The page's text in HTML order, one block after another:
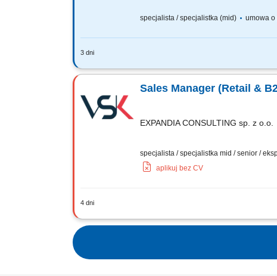
specjalista / specjalistka (mid) umowa o
3 dni
Wydajesz się być idealnym zawodnikiem
Sales Manager (Retail &
EXPANDIA CONSULTING sp. z o.o.
specjalista / specjalistka mid / senior /
aplikuj bez CV
4 dni
Opis stanowiska rozwój sprzedaży na